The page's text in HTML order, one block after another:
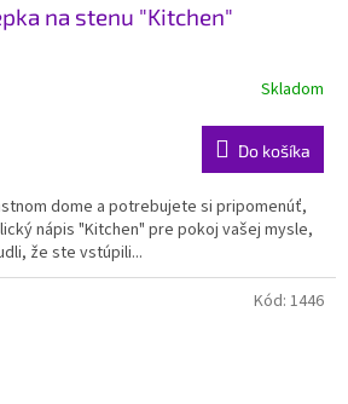
na stenu "Kitchen"
Skladom
Do košíka
dome a potrebujete si pripomenúť,
nápis "Kitchen" pre pokoj vašej mysle,
že ste vstúpili...
Kód: 1446